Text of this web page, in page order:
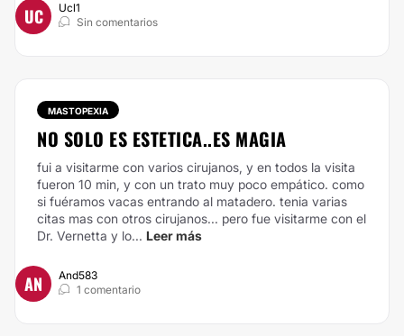
UC
Ucl1
Sin comentarios
MASTOPEXIA
NO SOLO ES ESTETICA..ES MAGIA
fui a visitarme con varios cirujanos, y en todos la visita
fueron 10 min, y con un trato muy poco empático. como
si fuéramos vacas entrando al matadero. tenia varias
citas mas con otros cirujanos... pero fue visitarme con el
Dr. Vernetta y lo... Leer más
AN
And583
1 comentario